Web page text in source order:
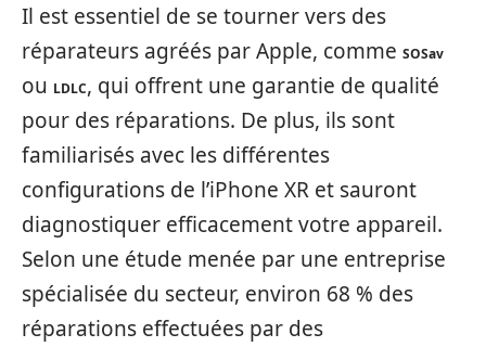
Il est essentiel de se tourner vers des
réparateurs agréés par Apple, comme SOSav
ou LDLC, qui offrent une garantie de qualité
pour des réparations. De plus, ils sont
familiarisés avec les différentes
configurations de l’iPhone XR et sauront
diagnostiquer efficacement votre appareil.
Selon une étude menée par une entreprise
spécialisée du secteur, environ 68 % des
réparations effectuées par des